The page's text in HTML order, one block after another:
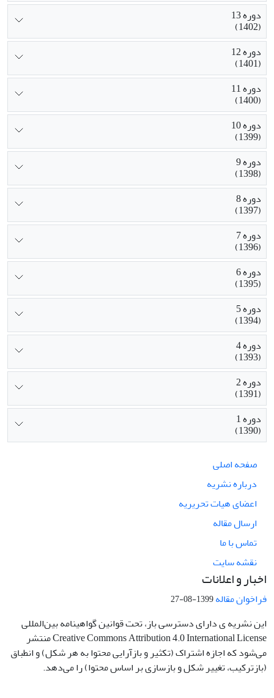
دوره 13
(1402)
دوره 12
(1401)
دوره 11
(1400)
دوره 10
(1399)
دوره 9
(1398)
دوره 8
(1397)
دوره 7
(1396)
دوره 6
(1395)
دوره 5
(1394)
دوره 4
(1393)
دوره 2
(1391)
دوره 1
(1390)
صفحه اصلی
درباره نشریه
اعضای هیات تحریریه
ارسال مقاله
تماس با ما
نقشه سایت
اخبار و اعلانات
فراخوان مقاله1399-08-27
این نشریه ی دارای دسترسی باز، تحت قوانین گواهینامه بین‌المللی
Creative Commons Attribution 4.0 International License منتشر
می‌شود که اجازه اشتراک (تکثیر و بازآرایی محتوا به هر شکل) و انطباق
(بازترکیب، تغییر شکل و بازسازی بر اساس محتوا) را می‌دهد.